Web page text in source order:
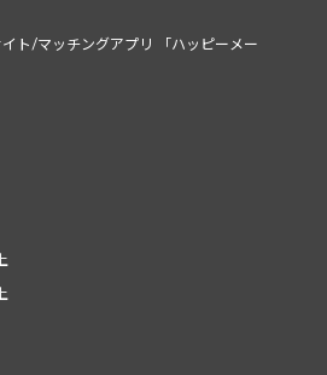
ト/マッチングアプリ 「ハッピーメー